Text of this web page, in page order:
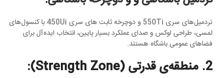
تردمیل‌های سری 550Ti و دوچرخه‌ ثابت های سری 450Ui با کنسول‌های
لمسی، طراحی لوکس و صدای عملکرد بسیار پایین، انتخاب ایده‌آل برای
فضاهای عمومی باشگاه هستند.
2. منطقه‌ی قدرتی (Strength Zone):